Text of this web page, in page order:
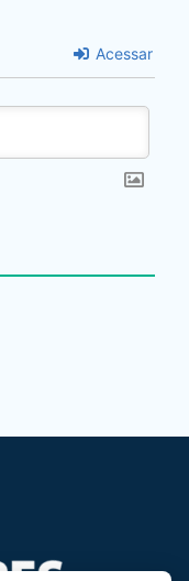
Acessar